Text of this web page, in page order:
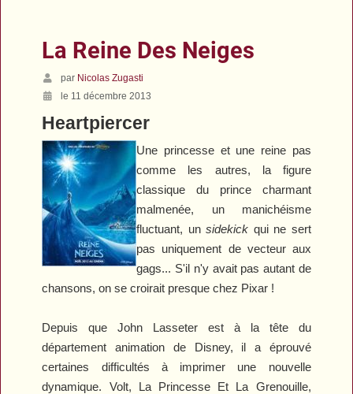
La Reine Des Neiges
par Nicolas Zugasti
le 11 décembre 2013
Heartpiercer
Une princesse et une reine pas
comme les autres, la figure
classique du prince charmant
malmenée, un manichéisme
fluctuant, unsidekick qui ne sert
pas uniquement de vecteur aux
gags... S'il n'y avait pas autant de
chansons, on se croirait presque chez Pixar !
Depuis que John Lasseter est à la tête du
département animation de Disney, il a éprouvé
certaines difficultés à imprimer une nouvelle
dynamique. Volt, La Princesse Et La Grenouille,